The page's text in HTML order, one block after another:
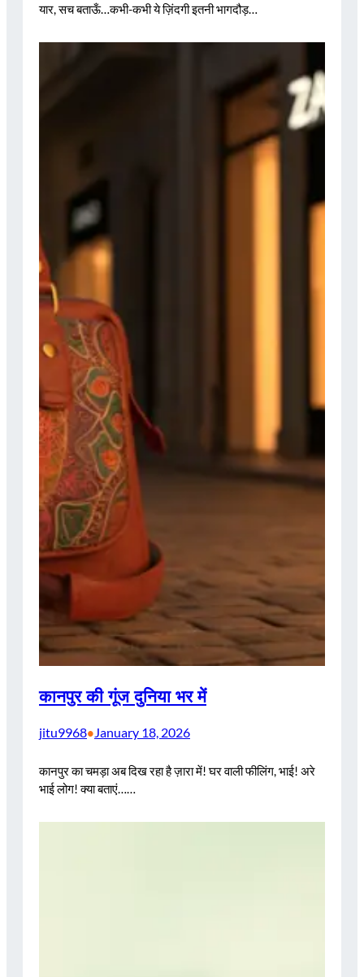
यार, सच बताऊँ…कभी-कभी ये ज़िंदगी इतनी भागदौड़…
कानपुर की गूंज दुनिया भर में
jitu9968•January 18, 2026
कानपुर का चमड़ा अब दिख रहा है ज़ारा में! घर वाली फीलिंग, भाई! अरे
भाई लोग! क्या बताएं……